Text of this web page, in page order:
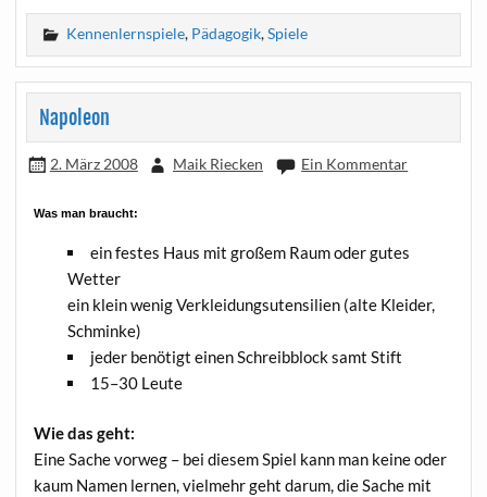
Kennenlernspiele, Pädagogik,Spiele
Napoleon
2. März 2008 Maik Riecken Ein Kommentar
Was man braucht:
ein fes­tes Haus mit gro­ßem Raum oder gutes
Wetter
ein klein wenig Ver­klei­dungs­uten­si­li­en (alte Klei­der,
Schminke)
jeder benö­tigt einen Schreib­block samt Stift
15–30 Leu­te
Wie das geht:
Eine Sache vor­weg – bei die­sem Spiel kann man kei­ne oder
kaum Namen ler­nen, viel­mehr geht dar­um, die Sache mit